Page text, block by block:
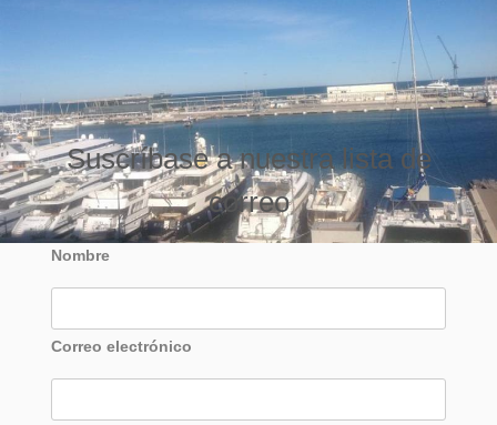
Suscríbase a nuestra lista de
correo
Nombre
Correo electrónico